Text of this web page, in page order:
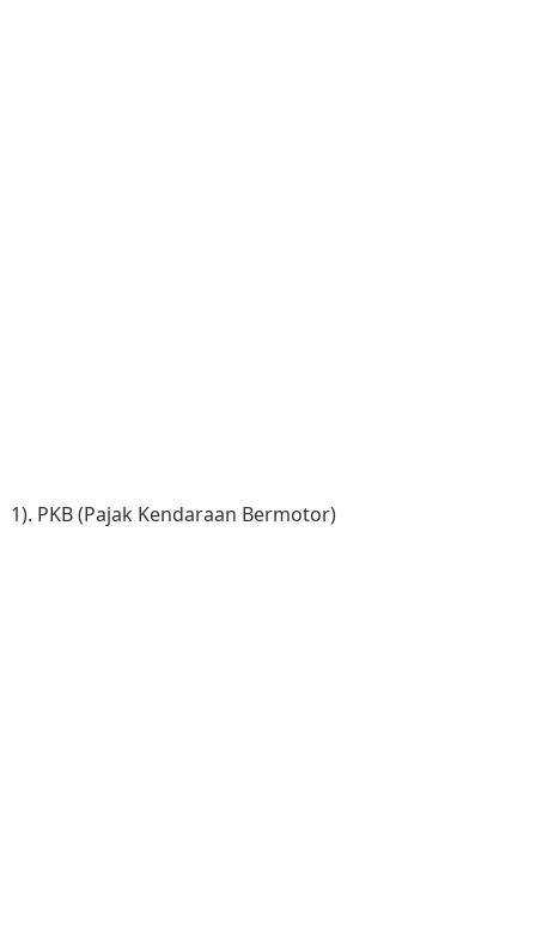
1). PKB (Pajak Kendaraan Bermotor)